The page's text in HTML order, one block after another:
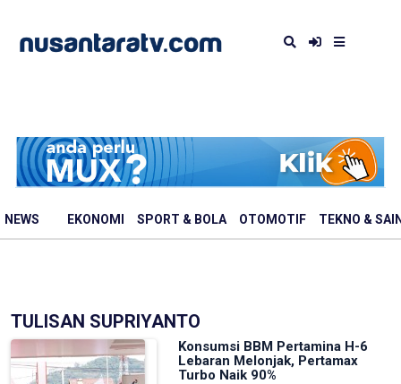
NEWS EKONOMI SPORT & BOLA OTOMOTIF TEKNO &
TULISAN SUPRIYANTO
Konsumsi BBM Pertamina H-6
Lebaran Melonjak, Pertamax
Turbo Naik 90%